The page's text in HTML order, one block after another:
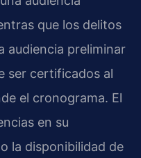
que los delitos
audiencia preliminar
ser certificados al
el cronograma. El
en su
la disponibilidad de